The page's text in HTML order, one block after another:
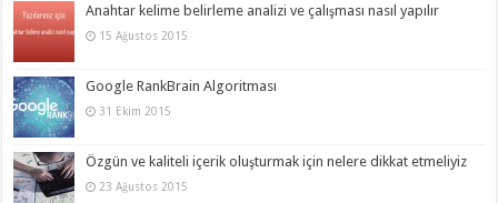
Anahtar kelime belirleme analizi ve çalışması nasıl yapılır
15 Ağustos 2015
Google RankBrain Algoritması
31 Ekim 2015
Özgün ve kaliteli içerik oluşturmak için nelere dikkat etmeliyiz
23 Ağustos 2015